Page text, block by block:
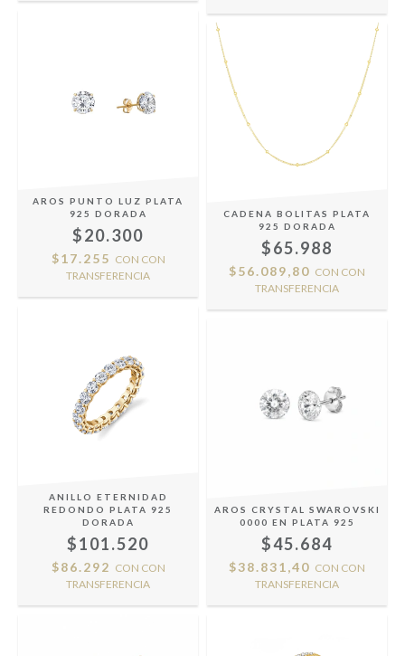
AROS PUNTO LUZ PLATA
925 DORADA
$20.300
$17.255 CON CON
TRANSFERENCIA
CADENA BOLITAS PLATA
925 DORADA
$65.988
$56.089,80 CON CON
TRANSFERENCIA
ANILLO ETERNIDAD
REDONDO PLATA 925
DORADA
$101.520
$86.292 CON CON
TRANSFERENCIA
AROS CRYSTAL SWAROVSKI
0000 EN PLATA 925
$45.684
$38.831,40 CON CON
TRANSFERENCIA